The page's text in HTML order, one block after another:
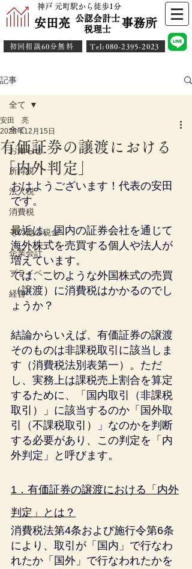
神戸 元町駅から徒歩1分
安田亮 事務所
公認会計士
​税理士
初回相談60分無料 ​Tel:080-2395-2023
記事
全て
お知らせ
所得税
法人税
消費税
その他の税金
企業会計
プライベート
経営
全て
有価証券の譲渡における
「内外判定」
安田 亮
2025年12月15日
おはようございます！代表の安田
です。
最近は、国内の証券会社を通じて
海外株式を売買する個人や法人が
増えています。
では、このような外国株式の売買
（譲渡）に消費税はかかるのでし
ょうか？
結論からいえば、有価証券の譲渡
そのものは非課税取引に該当しま
す（消費税法別表第一）。ただ
し、実務上は課税売上割合を算定
するために、「国内取引（非課税
取引）」に該当するのか「国外取
引（不課税取引）」なのかを判断
する必要があり、この判定を「内
外判定」と呼びます。
1．有価証券の譲渡における「内外
判定」とは？
消費税法第4条および施行令第6条
により、取引が「国内」で行なわ
れたか「国外」で行なわれたかを